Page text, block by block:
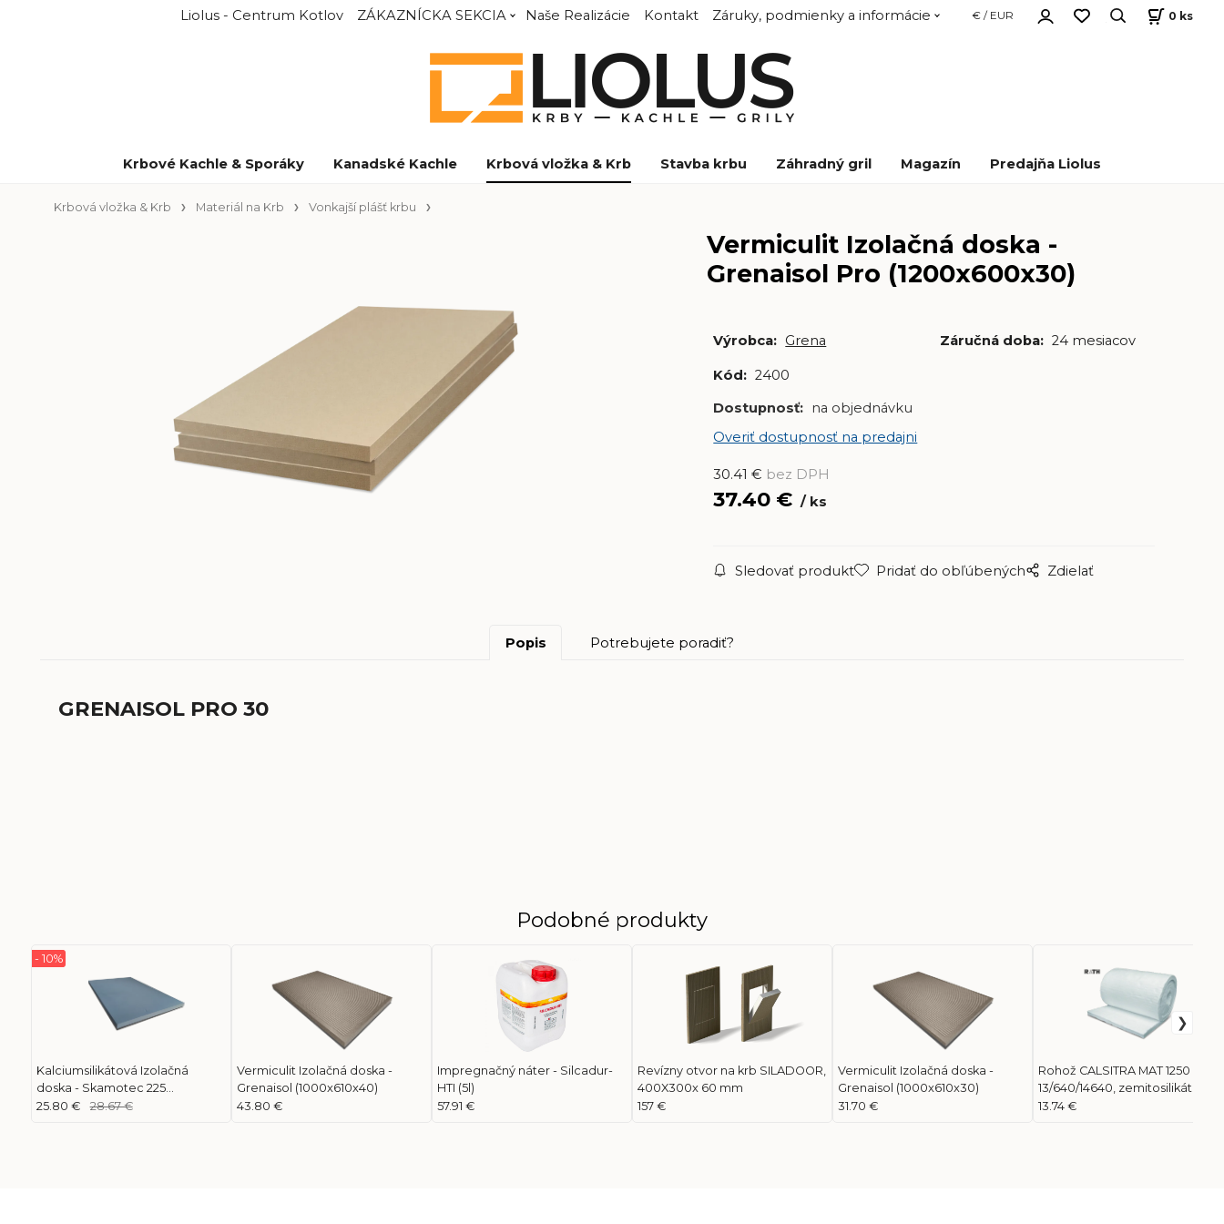
Liolus - Centrum Kotlov ZÁKAZNÍCKA SEKCIA Naše Realizácie Kontakt Záruky, podmienky a informácie € / EUR 0 ks
Krbové Kachle & Sporáky Kanadské Kachle Krbová vložka & Krb Stavba krbu Záhradný gril Magazín Predajňa Liolus
Krbová vložka & Krb Materiál na Krb Vonkajší plášť krbu
Vermiculit Izolačná doska -
Grenaisol Pro (1200x600x30)
Výrobca: Grena Záručná doba: 24 mesiacov
Kód: 2400
Dostupnosť: na objednávku
Overiť dostupnosť na predajni
30.41 € bez DPH
37.40 € ks
Sledovať produkt Pridať do obľúbených Zdielať
Popis Potrebujete poradiť?
GRENAISOL PRO 30
Podobné produkty
Kalciumsilikátová Izolačná
doska - Skamotec 225
(1000x610x30)
- 10%
25.80 € 28.67 €
Vermiculit Izolačná doska -
Grenaisol (1000x610x40)
43.80 €
Impregnačný náter - Silcadur-
HTI (5l)
57.91 €
Revízny otvor na krb SILADOOR,
400X300x 60 mm
157 €
Vermiculit Izolačná doska -
Grenaisol (1000x610x30)
31.70 €
Rohož CALSITRA MAT 1250 -
13/640/14640, zemitosilikátová
vlna, 9.37m2, 96kg/m3
13.74 €